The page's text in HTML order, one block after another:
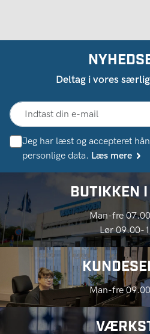
Deltag i vores
Jeg har læst og accepteret
personlige data. Læs mere
BUTIKKEN
Man-fre
Lør 09.00-
Man-fre